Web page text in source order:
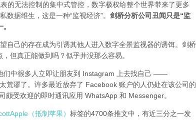
的无法控制的集中式管控，数字极权给整个世界带来了更多
据维生，这是一种“监视经济”。 剑桥分析公司丑闻只是“监
。
自己的存在成为引诱其他人进入数字全景监视器的诱饵。剑桥
但真正能做到吗？似乎并没那么容易。
们中很多人立即让朋友到 Instagram 上去找自己 ——
荒谬了。许多最近放弃了 Facebook 账户的人仍处在该公司的
受欢迎的即时通讯应用 WhatsApp 和 Messenger。
（抵制苹果） 标签的4700条推文中，有近三分之一发